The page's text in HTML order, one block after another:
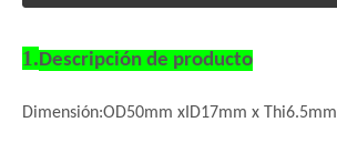
1.Descripción de producto
Dimensión:OD50mm xID17mm x Thi6.5mm